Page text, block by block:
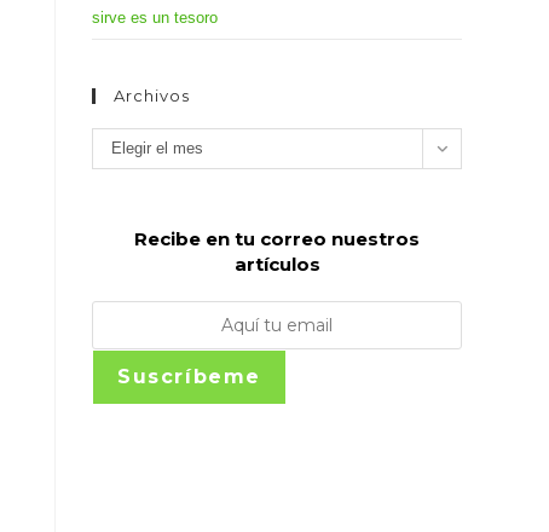
sirve es un tesoro
Archivos
Archivos
Elegir el mes
Recibe en tu correo nuestros
artículos
Suscríbeme